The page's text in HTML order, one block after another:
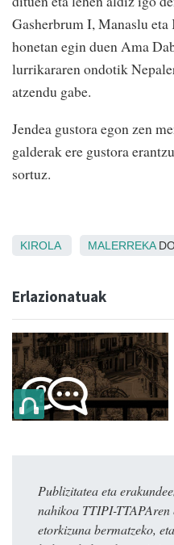
Gasherbrum I, Manaslu
honetan egin duen Ama
lurrikararen ondotik
atzendu gabe.
Jendea gustora egon zen
galderak ere gustora
sortuz.
KIROLA MALERREKA
Erlazionatuak
Publizitatea eta
nahikoa TTIPI-TTAPAren
etorkizuna bermatzeko,